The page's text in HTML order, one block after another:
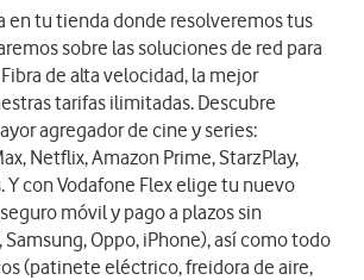
en tu tienda donde resolveremos tus
sobre las soluciones de red para
de alta velocidad, la mejor
tarifas ilimitadas. Descubre
agregador de cine y series:
Netflix, Amazon Prime, StarzPlay,
con Vodafone Flex elige tu nuevo
móvil y pago a plazos sin
Oppo, iPhone), así como todo
(patinete eléctrico, freidora de aire,